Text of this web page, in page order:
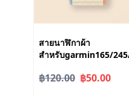
สายนาฬิกาผ้า
สำหรับgarmin165/
฿120.00 ฿50.00